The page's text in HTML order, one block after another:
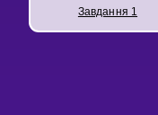
Завдання 1